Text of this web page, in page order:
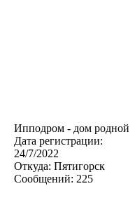
Ипподром - дом родной
Дата регистрации:
24/7/2022
Откуда: Пятигорск
Сообщений: 225